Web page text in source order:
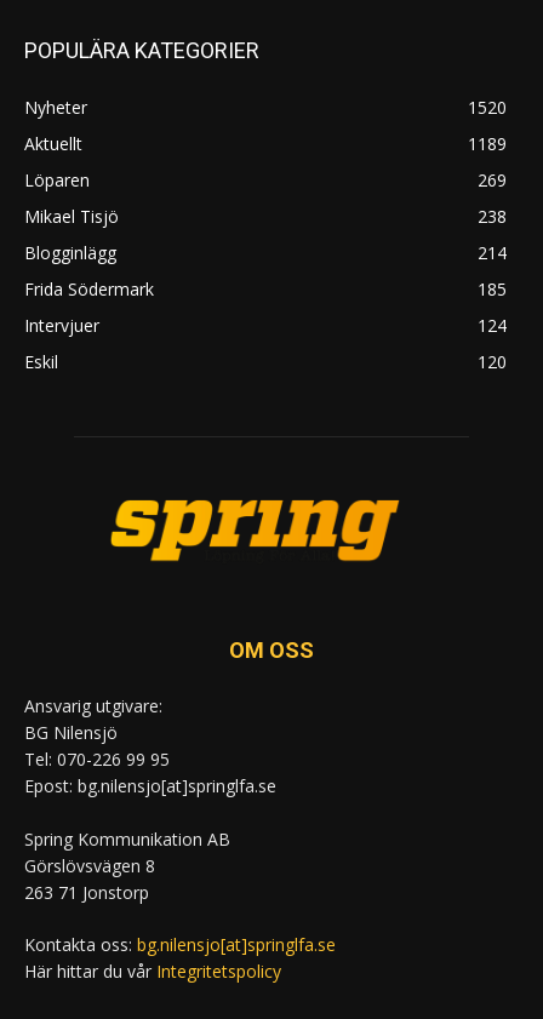
POPULÄRA KATEGORIER
Nyheter
1520
Aktuellt
1189
Löparen
269
Mikael Tisjö
238
Blogginlägg
214
Frida Södermark
185
Intervjuer
124
Eskil
120
OM OSS
Ansvarig utgivare:
BG Nilensjö
Tel: 070-226 99 95
Epost: bg.nilensjo[at]springlfa.se
Spring Kommunikation AB
Görslövsvägen 8
263 71 Jonstorp
Kontakta oss: bg.nilensjo[at]springlfa.se
Här hittar du vår Integritetspolicy